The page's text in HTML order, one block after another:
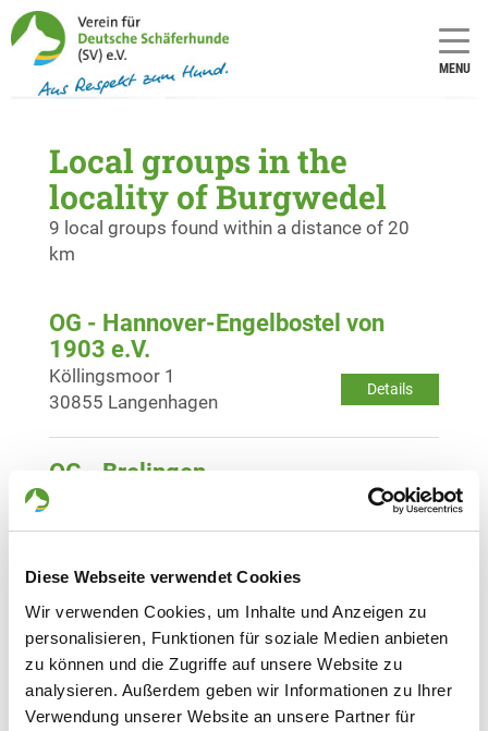
Diese Webseite verwendet Cookies
Wir verwenden Cookies, um Inhalte und Anzeigen zu
personalisieren, Funktionen für soziale Medien anbieten
zu können und die Zugriffe auf unsere Website zu
analysieren. Außerdem geben wir Informationen zu Ihrer
Verwendung unserer Website an unsere Partner für
MENU
Local groups in the
locality of Burgwedel
9 local groups found within a distance of 20
km
OG - Hannover-Engelbostel von
1903 e.V.
Details
Köllingsmoor 1
30855 Langenhagen
OG - Brelingen
Details
OG - Burgdorf/Han.
Details
31303 Burgdorf
OG - Celle/Hannover
Kampstr. 52a